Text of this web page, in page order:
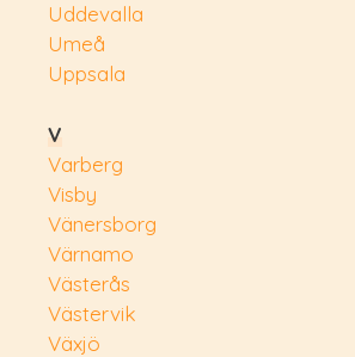
Uddevalla
Umeå
Uppsala
V
Varberg
Visby
Vänersborg
Värnamo
Västerås
Västervik
Växjö